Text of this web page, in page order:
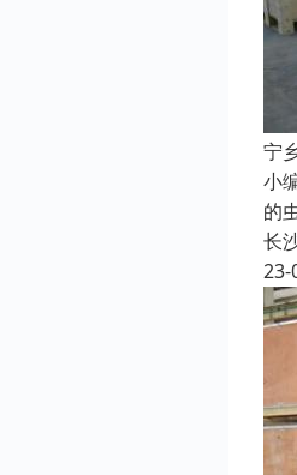
宁
小
的
长
23-